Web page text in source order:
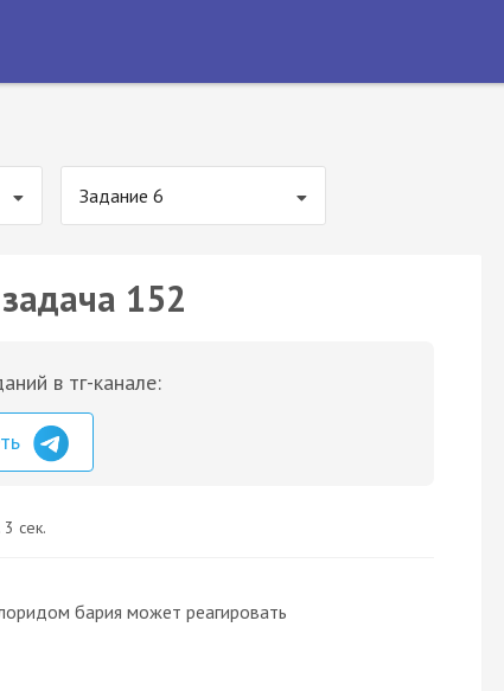
Задание 6
152
в тг-канале:
сек.
бария может реагировать